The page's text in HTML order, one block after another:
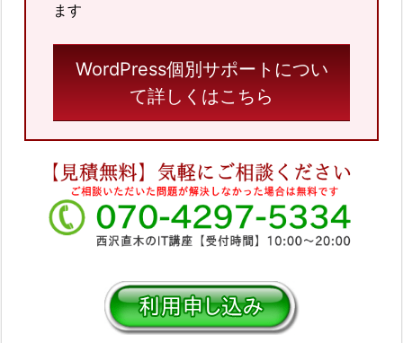
ます
WordPress個別サポートについ
て詳しくはこちら